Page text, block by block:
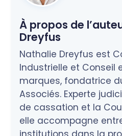
À propos de
Dreyfus
Nathalie Dreyfus est
Industrielle et Conseil
marques, fondatrice
Associés. Experte
de cassation et la
elle accompagne